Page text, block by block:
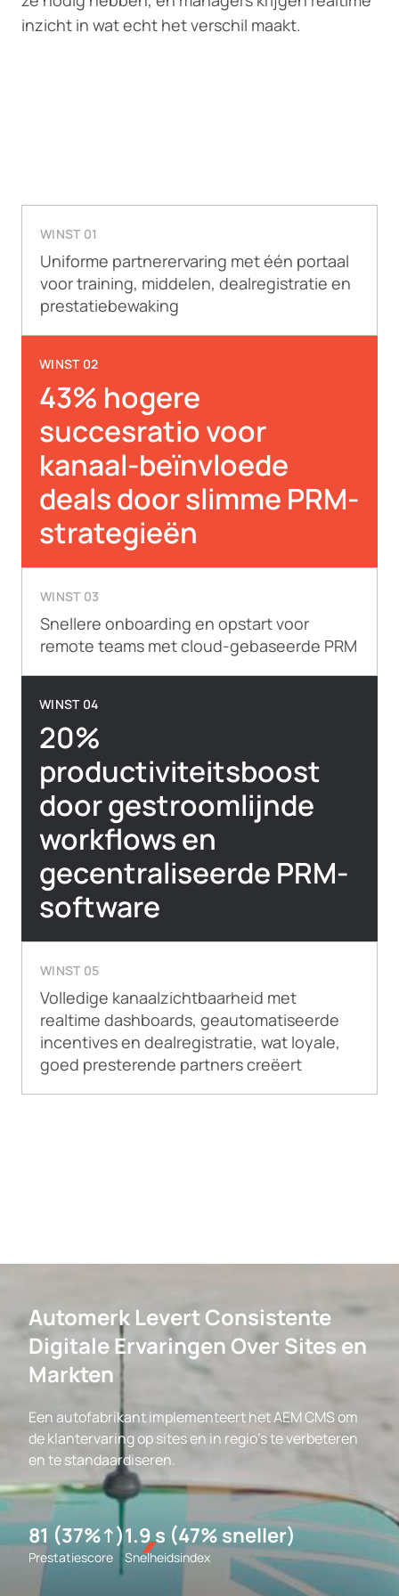
inzicht in wat echt het verschil maakt.
WINST 01
Uniforme partnerervaring met één portaal
voor training, middelen, dealregistratie en
prestatiebewaking
WINST 02
43% hogere
succesratio voor
kanaal-beïnvloede
deals door slimme PRM-
strategieën
WINST 03
Snellere onboarding en opstart voor
remote teams met cloud-gebaseerde PRM
WINST 04
20%
productiviteitsboost
door gestroomlijnde
workflows en
gecentraliseerde PRM-
software
WINST 05
Volledige kanaalzichtbaarheid met
realtime dashboards, geautomatiseerde
incentives en dealregistratie, wat loyale,
goed presterende partners creëert
Automerk Levert Consistente
Digitale Ervaringen Over Sites en
Markten
Een autofabrikant implementeert het AEM CMS om
de klantervaring op sites en in regio's te verbeteren
en te standaardiseren.
81 (37%↑)
Prestatiescore
1.9 s (47% sneller)
Snelheidsindex